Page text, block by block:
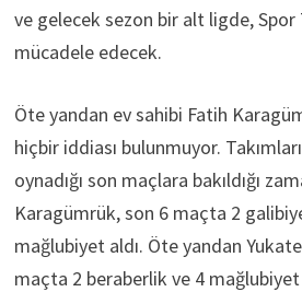
ve gelecek sezon bir alt ligde, Spor
mücadele edecek.
Öte yandan ev sahibi Fatih
hiçbir iddiası bulunmuyor.
oynadığı son maçlara bakıldığı
Karagümrük, son 6 maçta 2
mağlubiyet aldı. Öte yandan
maçta 2 beraberlik ve 4 mağlubiyet